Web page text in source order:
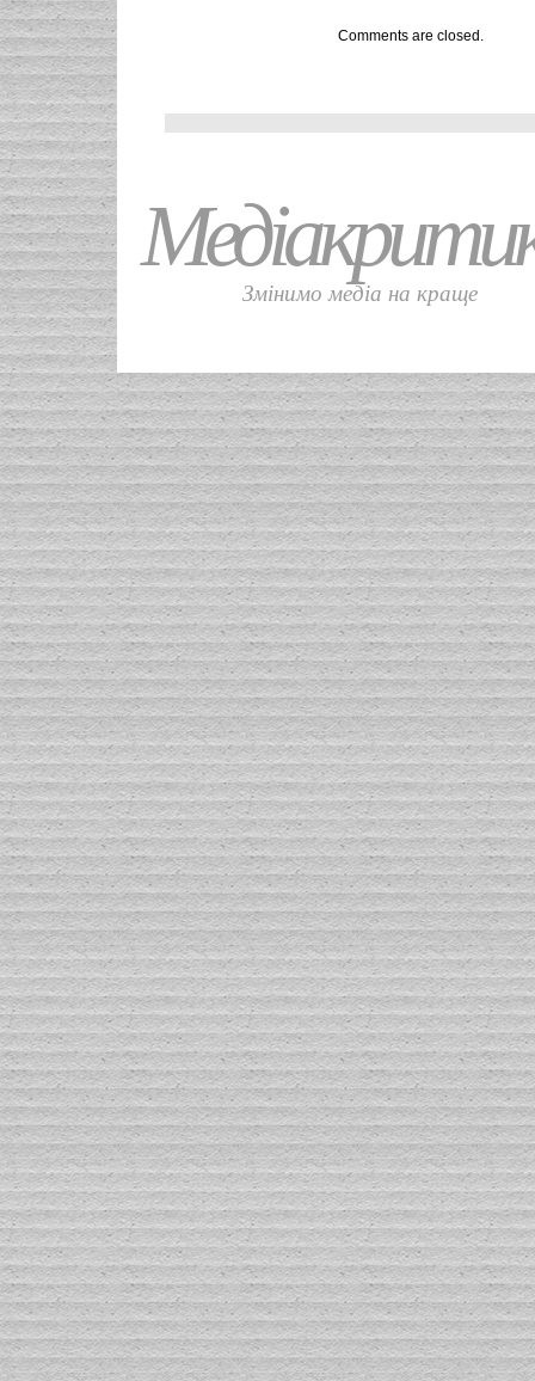
Comments are closed.
Змінимо медіа на краще